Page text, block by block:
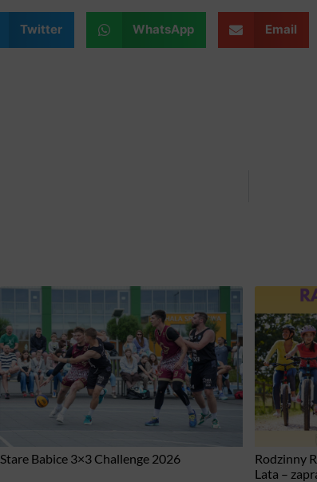
Twitter WhatsApp Email
Stare Babice 3×3 Challenge 2026
Rodzinny
Lata –